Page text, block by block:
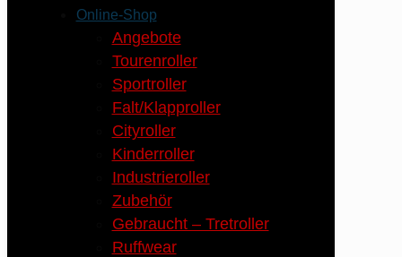
Online-Shop
Angebote
Tourenroller
Sportroller
Falt/Klapproller
Cityroller
Kinderroller
Industrieroller
Zubehör
Gebraucht – Tretroller
Ruffwear